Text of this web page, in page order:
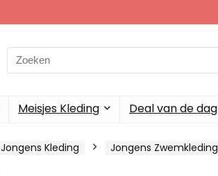
Search
for:
Meisjes Kleding Deal van de dag
Jongens Kleding Jongens Zwemkleding